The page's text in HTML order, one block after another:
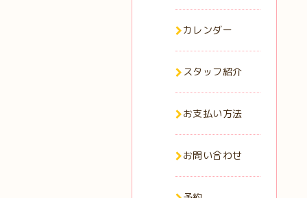
カレンダー
スタッフ紹介
お支払い方法
お問い合わせ